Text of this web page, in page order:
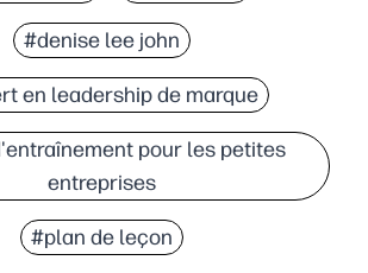
#denise lee john
en leadership de marque
pour les petites
entreprises
#plan de leçon